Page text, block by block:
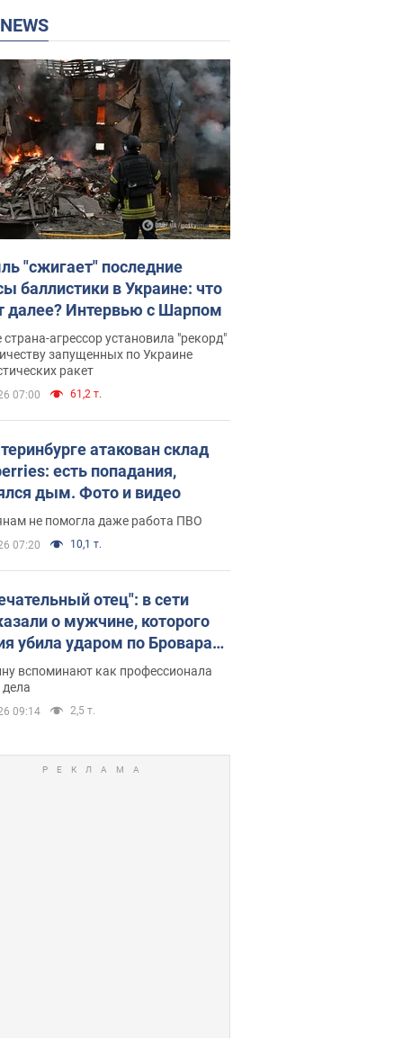
NEWS
"сжигает" последние
баллистики в Украине: что
далее? Интервью с Шарпом
агрессор установила "рекорд"
запущенных по Украине
ракет
07:00 61,2 т.
атакован склад
есть попадания,
дым. Фото и видео
не помогла даже работа ПВО
07:20 10,1 т.
отец": в сети
о мужчине, которого
убила ударом по Броварам.
вспоминают как профессионала
дела
09:14 2,5 т.